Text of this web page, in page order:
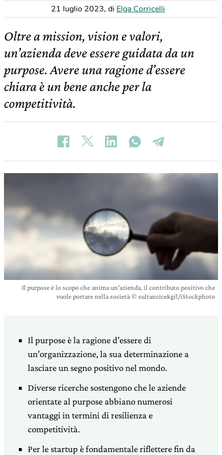
21 luglio 2023, di Elga Corricelli
Oltre a mission, vision e valori,
un’azienda deve essere guidata da un
purpose. Avere una ragione d’essere
chiara è un bene anche per la
competitività.
Il purpose è lo scopo che anima un'azienda, il contributo positivo che
vuole portare nella società © sultancicekgil/iStockphoto
Il purpose è la ragione d’essere di
un’organizzazione, la sua determinazione a
lasciare un segno positivo nel mondo.
Diverse ricerche sostengono che le aziende
orientate al purpose abbiano numerosi
vantaggi in termini di resilienza e
competitività.
Per le startup è fondamentale riflettere fin da